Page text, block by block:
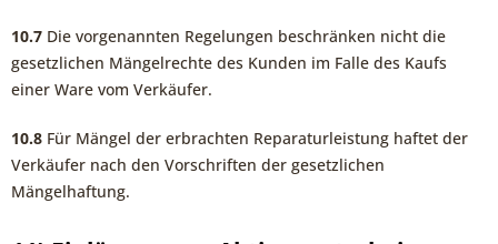
10.7 Die vorgenannten Regelungen beschränken nicht die
gesetzlichen Mängelrechte des Kunden im Falle des Kaufs
einer Ware vom Verkäufer.
10.8 Für Mängel der erbrachten Reparaturleistung haftet der
Verkäufer nach den Vorschriften der gesetzlichen
Mängelhaftung.